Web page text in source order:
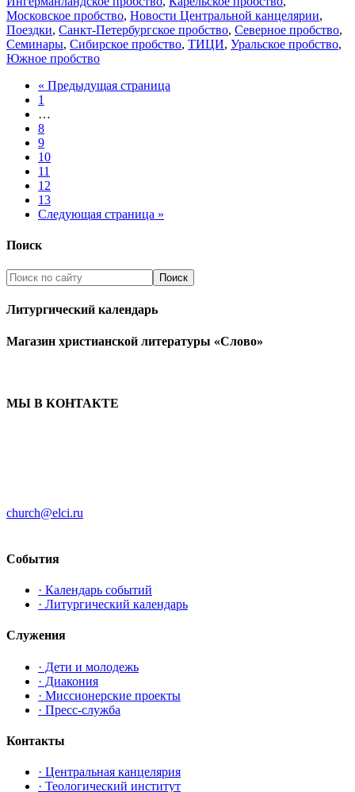
Московское пробство, Новости Центральной канцелярии,
Поездки, Санкт-Петербургское пробство, Северное пробство,
Семинары, Сибирское пробство, ТИЦИ, Уральское пробство,
Южное пробство
« Предыдущая страница
1
…
8
9
10
11
12
13
Следующая страница »
Поиск
Литургический календарь
Магазин христианской литературы «Слово»
МЫ В КОНТАКТЕ
church@elci.ru
События
· Календарь событий
· Литургический календарь
Служения
· Дети и молодежь
· Диакония
· Миссионерские проекты
· Пресс-служба
Контакты
· Центральная канцелярия
· Теологический институт